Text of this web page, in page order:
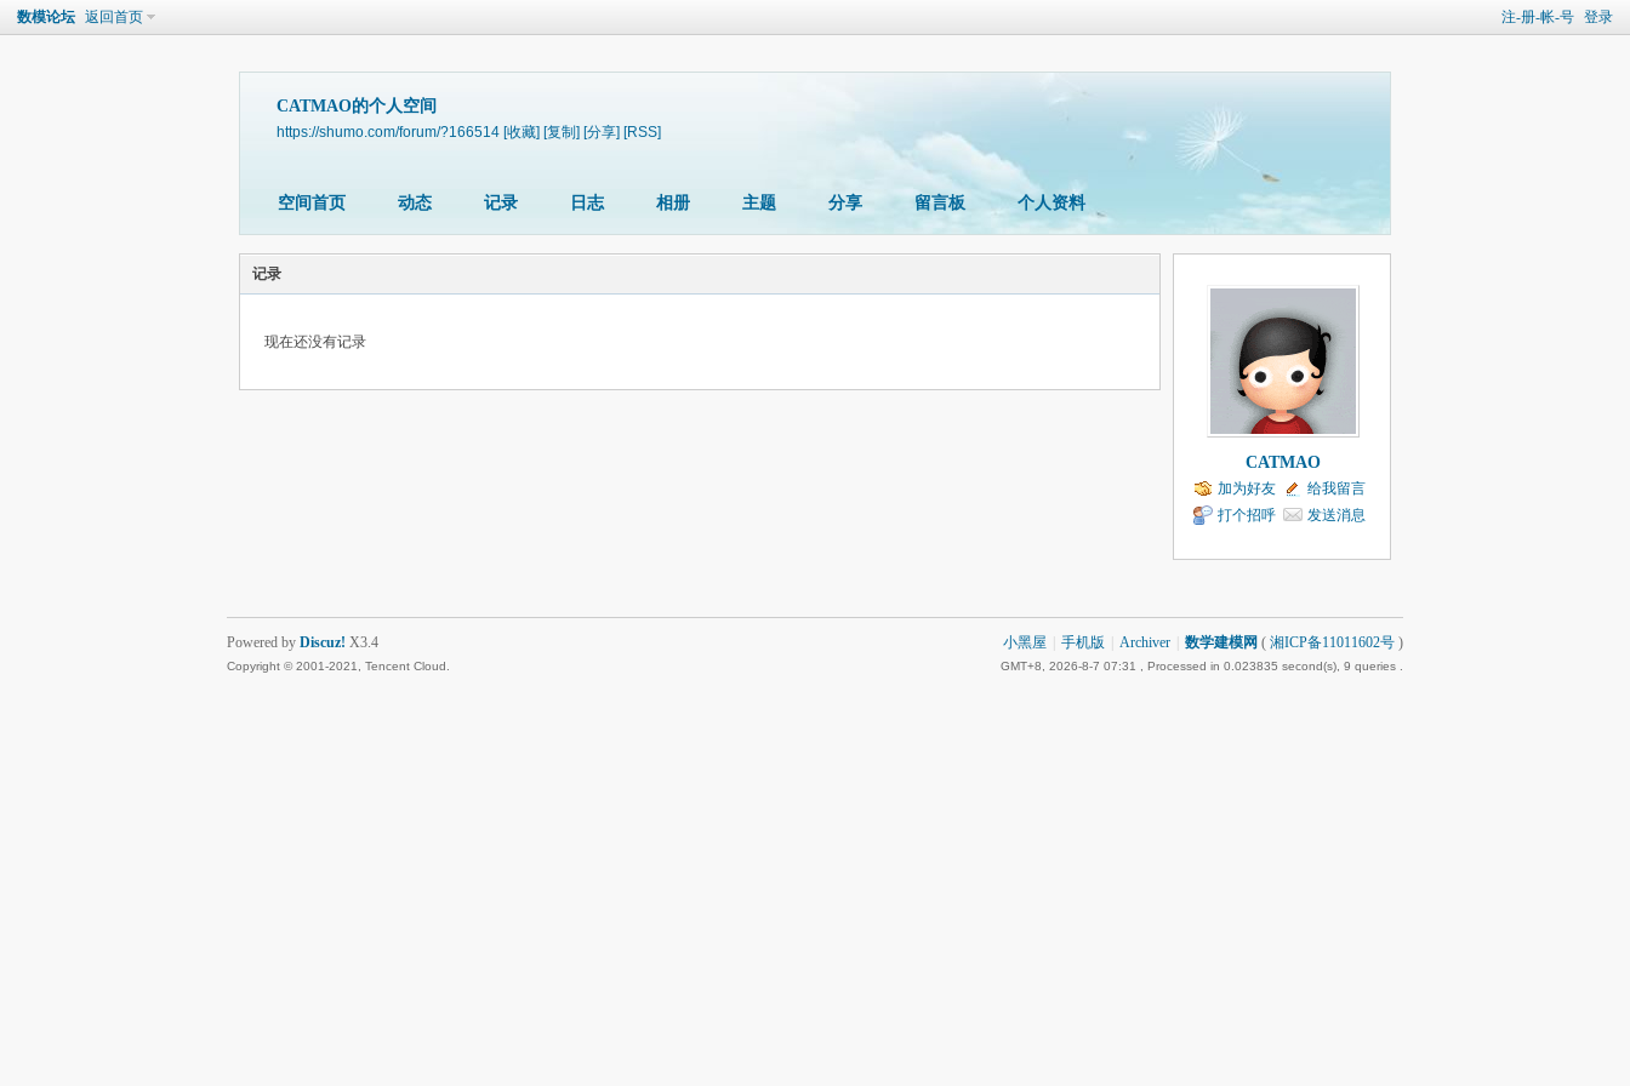
注-册-帐-号 登录
数模论坛 返回首页
CATMAO的个人空间
https://shumo.com/forum/?166514 [收藏] [复制] [分享] [RSS]
空间首页 动态 记录 日志 相册 主题 分享 留言板 个人资料
记录
现在还没有记录
CATMAO
加为好友
给我留言
打个招呼
发送消息
小黑屋 手机版 Archiver 数学建模网 ( 湘ICP备11011602号 )
GMT+8, 2026-8-7 07:31 , Processed in 0.023835 second(s), 9 queries .
Powered by Discuz! X3.4
Copyright © 2001-2021, Tencent Cloud.